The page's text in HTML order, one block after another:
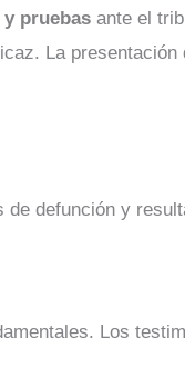
pruebas ante el
La
defunción y
Los